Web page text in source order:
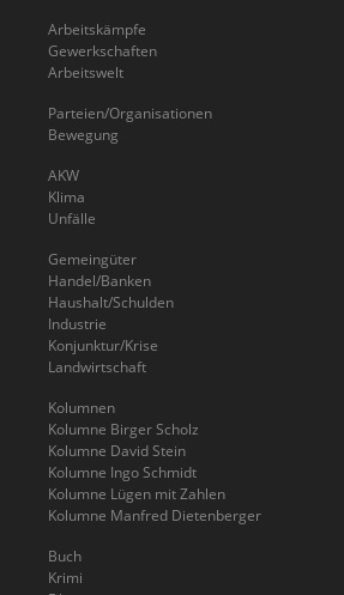
Arbeitskämpfe
Gewerkschaften
Arbeitswelt
Parteien/Organisationen
Bewegung
AKW
Klima
Unfälle
Gemeingüter
Handel/Banken
Haushalt/Schulden
Industrie
Konjunktur/Krise
Landwirtschaft
Kolumnen
Kolumne Birger Scholz
Kolumne David Stein
Kolumne Ingo Schmidt
Kolumne Lügen mit Zahlen
Kolumne Manfred Dietenberger
Buch
Krimi